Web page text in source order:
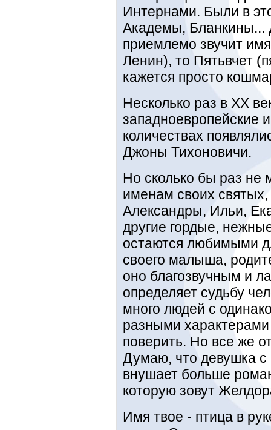
Интернами. Были в
Академы, Бланкины...
приемлемо звучит
Ленин), то Пятьвчет
кажется просто
Несколько раз в XX
западноевропейские
количествах
Джоны Тихоновичи.
Но сколько бы раз не
именам своих святых,
Александры, Ильи,
другие гордые,
остаются любимыми
своего малыша,
оно благозвучным и
определяет судьбу
много людей с
разными характерами
поверить. Но все же
Думаю, что девушка
внушает больше
которую зовут
Имя твое - птица в